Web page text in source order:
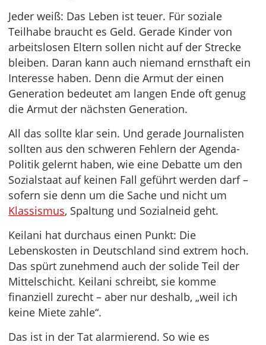
Jeder weiß: Das Leben ist teuer. Für soziale
Teilhabe braucht es Geld. Gerade Kinder von
arbeitslosen Eltern sollen nicht auf der Strecke
bleiben. Daran kann auch niemand ernsthaft ein
Interesse haben. Denn die Armut der einen
Generation bedeutet am langen Ende oft genug
die Armut der nächsten Generation.
All das sollte klar sein. Und gerade Journalisten
sollten aus den schweren Fehlern der Agenda-
Politik gelernt haben, wie eine Debatte um den
Sozialstaat auf keinen Fall geführt werden darf –
sofern sie denn um die Sache und nicht um
Klassismus, Spaltung und Sozialneid geht.
Keilani hat durchaus einen Punkt: Die
Lebenskosten in Deutschland sind extrem hoch.
Das spürt zunehmend auch der solide Teil der
Mittelschicht. Keilani schreibt, sie komme
finanziell zurecht – aber nur deshalb, „weil ich
keine Miete zahle“.
Das ist in der Tat alarmierend. So wie es